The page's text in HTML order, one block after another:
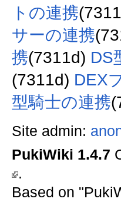
トの連携
サーの連携
携(7311d) DS
(7311d) DEX
型騎士の連携
Site admin:
PukiWiki 1.4.7
.
Based on